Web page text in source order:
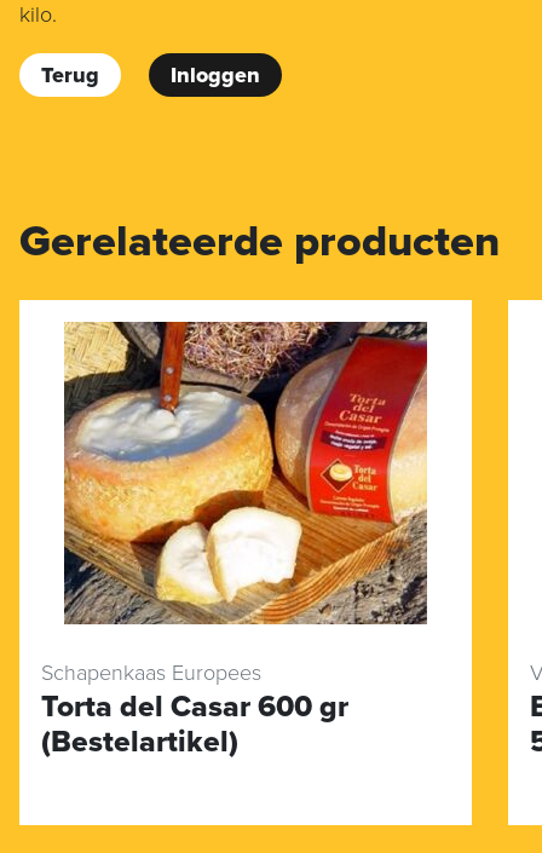
kilo.
Terug Inloggen
Gerelateerde producten
Schapenkaas Europees
Torta del Casar 600 gr
(Bestelartikel)